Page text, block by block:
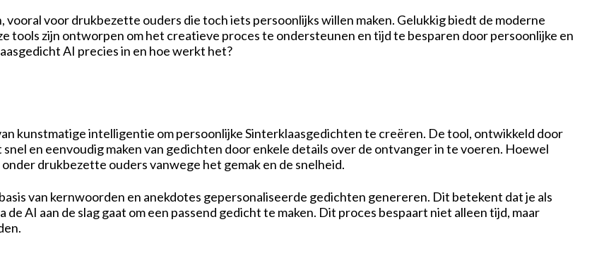
voor drukbezette ouders die toch iets persoonlijks willen maken. Gelukkig biedt de moderne
tools zijn ontworpen om het creatieve proces te ondersteunen en tijd te besparen door persoonlijke en
AI precies in en hoe werkt het?
kunstmatige intelligentie om persoonlijke Sinterklaasgedichten te creëren. De tool, ontwikkeld door
en eenvoudig maken van gedichten door enkele details over de ontvanger in te voeren. Hoewel
drukbezette ouders vanwege het gemak en de snelheid.
van kernwoorden en anekdotes gepersonaliseerde gedichten genereren. Dit betekent dat je als
AI aan de slag gaat om een passend gedicht te maken. Dit proces bespaart niet alleen tijd, maar